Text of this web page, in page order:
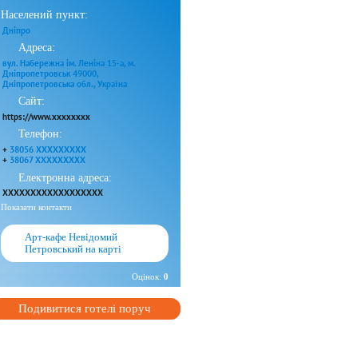
Населений пункт:
Дніпро
Адреса:
вул. Набережна ім. Леніна 15-а, м.
Дніпропетровськ 49000,
Дніпропетровська обл., Україна
Сайт:
https://www.xxxxxxxx
Телефон:
+ 38056 XXXXXXXXX
+ 38067 XXXXXXXXX
Електронна адреса:
XXXXXXXXXXXXXXXXXX
Показати контакти
Арт-кафе Невідомий
Петровський на карті
Оцінок: 0
Подивитися готелі поруч